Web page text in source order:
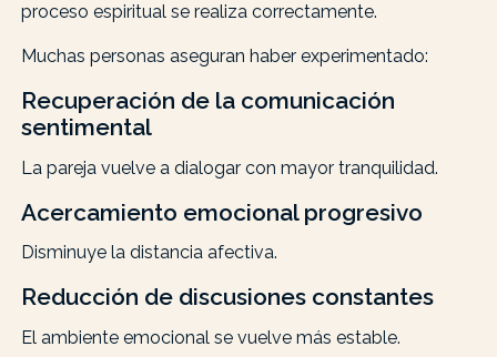
proceso espiritual se realiza correctamente.
Muchas personas aseguran haber experimentado:
Recuperación de la comunicación
sentimental
La pareja vuelve a dialogar con mayor tranquilidad.
Acercamiento emocional progresivo
Disminuye la distancia afectiva.
Reducción de discusiones constantes
El ambiente emocional se vuelve más estable.